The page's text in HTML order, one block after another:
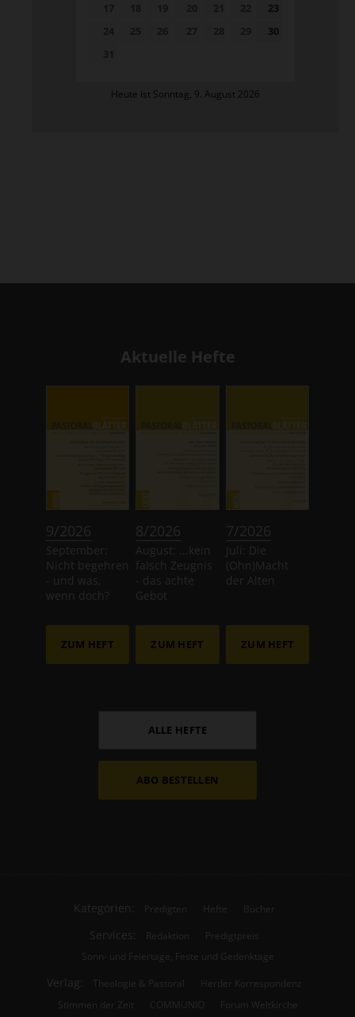
23
30
Heute ist Sonntag, 9. August 2026
Aktuelle Hefte
9/2026
September:
Nicht begehren
- und was,
wenn doch?
ZUM HEFT
8/2026
August: ...kein
falsch Zeugnis
- das achte
Gebot
ZUM HEFT
7/2026
Juli: Die
(Ohn)Macht
der Alten
ZUM HEFT
ALLE HEFTE
ABO BESTELLEN
Kategorien: Predigten Hefte Bücher
Services: Redaktion
Predigtpreis
Sonn- und Feiertage, Feste und Gedenktage
Verlag: Theologie & Pastoral
Herder Korrespondenz
Stimmen der Zeit
COMMUNIO
Forum Weltkirche